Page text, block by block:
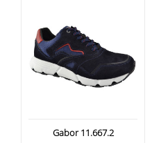
Gabor 11.667.2